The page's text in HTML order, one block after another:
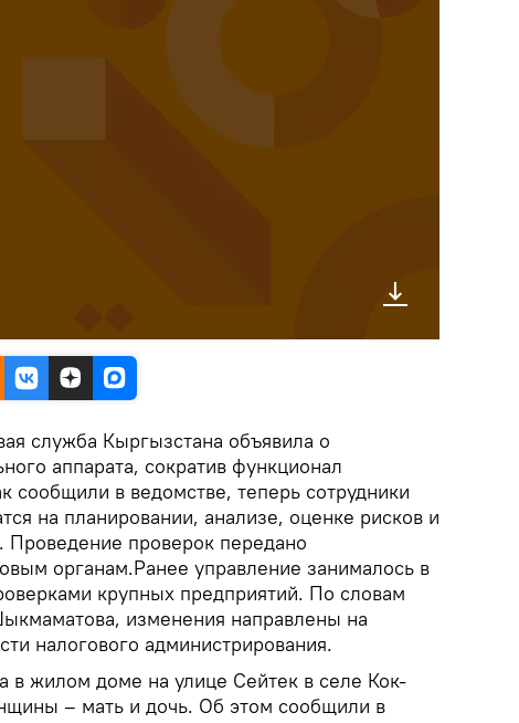
служба Кыргызстана объявила о
аппарата, сократив функционал
сообщили в ведомстве, теперь сотрудники
на планировании, анализе, оценке рисков и
Проведение проверок передано
органам.Ранее управление занималось в
крупных предприятий. По словам
изменения направлены на
налогового администрирования.
в жилом доме на улице Сейтек в селе Кок-
– мать и дочь. Об этом сообщили в